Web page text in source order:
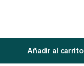
Añadir al carrito